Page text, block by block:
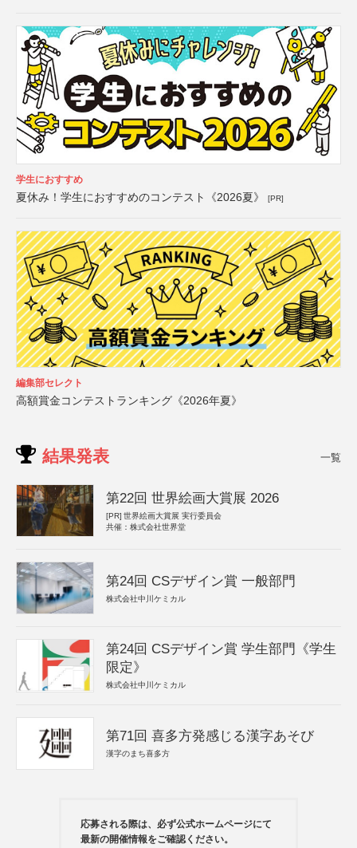
学生におすすめ
夏休み！学生におすすめのコンテスト《2026夏》 [PR]
編集部セレクト
高額賞金コンテストランキング《2026年夏》
結果発表 一覧
第22回 世界絵画大賞展 2026
[PR] 世界絵画大賞展 実行委員会
共催：株式会社世界堂
第24回 CSデザイン賞 一般部門
株式会社中川ケミカル
第24回 CSデザイン賞 学生部門《学生
限定》
株式会社中川ケミカル
第71回 喜多方発感じる漢字あそび
漢字のまち喜多方
応募される際は、必ず公式ホームページにて
最新の開催情報をご確認ください。